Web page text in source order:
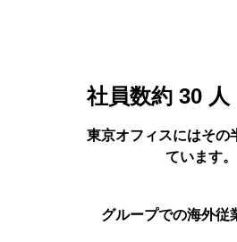
社員数約 30 人
東京オフィスにはその
ています。
グループでの海外従